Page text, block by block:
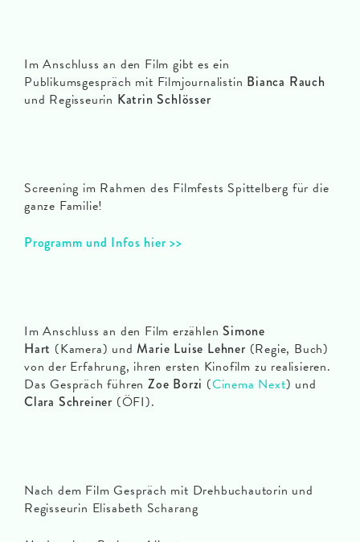
Im Anschluss an den Film gibt es ein
Publikumsgespräch mit Filmjournalistin Bianca Rauch
und Regisseurin Katrin Schlösser
Screening im Rahmen des Filmfests Spittelberg für die
ganze Familie!
Programm und Infos hier >>
Im Anschluss an den Film erzählenSimone
Hart (Kamera) undMarie Luise Lehner (Regie, Buch)
von der Erfahrung, ihren ersten Kinofilm zu realisieren.
Das Gespräch führenZoe Borzi (Cinema Next) und
Clara Schreiner (ÖFI).
Nach dem Film Gespräch mit Drehbuchautorin und
Regisseurin Elisabeth Scharang